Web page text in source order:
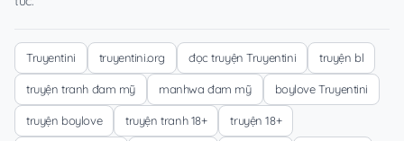
Truyentini truyentini.org đọc truyện Truyentini truyện bl
truyện tranh đam mỹ manhwa đam mỹ boylove Truyentini
truyện boylove truyện tranh 18+ truyện 18+